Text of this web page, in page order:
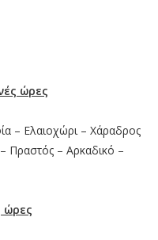
ώρες
– Ελαιοχώρι – Χάραδρος
Πραστός – Αρκαδικό –
ώρες